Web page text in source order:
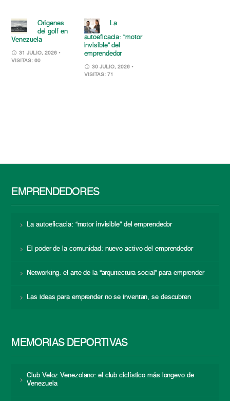
Orígenes
del golf en
Venezuela
31 JULIO, 2026 •
VISITAS: 60
La
autoeficacia: “motor
invisible” del
emprendedor
30 JULIO, 2026 •
VISITAS: 71
EMPRENDEDORES
La autoeficacia: “motor invisible” del emprendedor
El poder de la comunidad: nuevo activo del emprendedor
Networking: el arte de la “arquitectura social” para emprender
Las ideas para emprender no se inventan, se descubren
MEMORIAS DEPORTIVAS
Club Veloz Venezolano: el club ciclístico más longevo de
Venezuela